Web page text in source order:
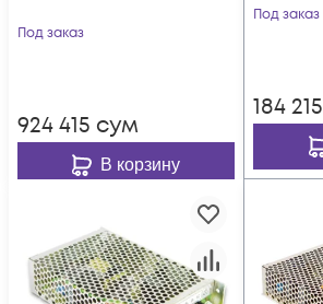
Под заказ
924 415 сум
В корзину
Под заказ
184 215